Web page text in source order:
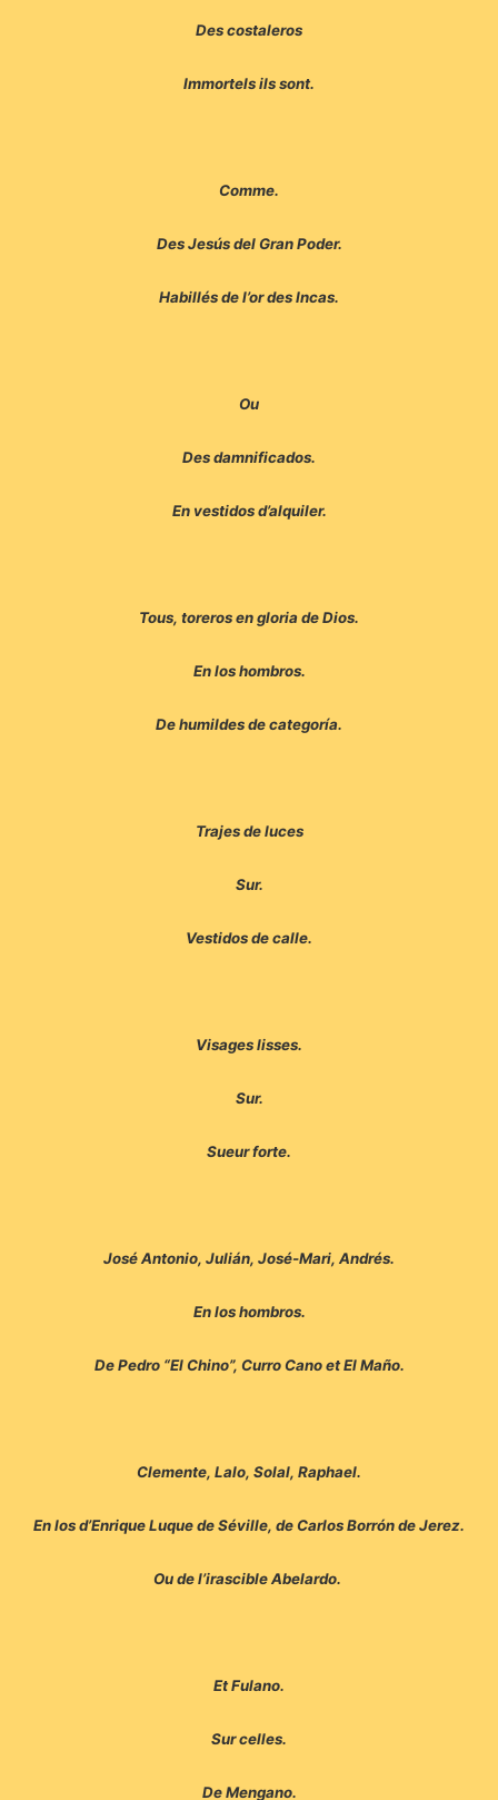
Des costaleros
Immortels ils sont.
Comme.
Des Jesús del Gran Poder.
Habillés de l’or des Incas.
Ou
Des damnificados.
En vestidos d’alquiler.
Tous, toreros en gloria de Dios.
En los hombros.
De humildes de categoría.
Trajes de luces
Sur.
Vestidos de calle.
Visages lisses.
Sur.
Sueur forte.
José Antonio, Julián, José-Mari, Andrés.
En los hombros.
De Pedro “El Chino”, Curro Cano et El Maño.
Clemente, Lalo, Solal, Raphael.
En los d’Enrique Luque de Séville, de Carlos Borrón de Jerez.
Ou de l’irascible Abelardo.
Et Fulano.
Sur celles.
De Mengano.